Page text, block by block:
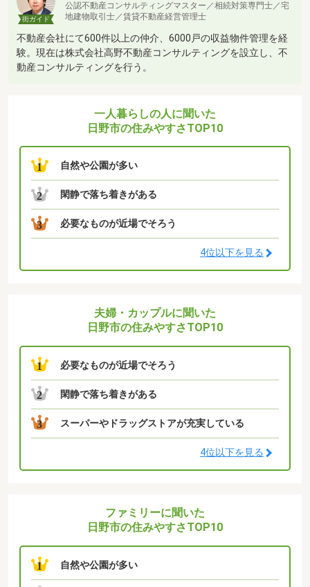
街ガイド
公認不動産コンサルティングマスター／相続対策専門士／宅
地建物取引士／賃貸不動産経営管理士
不動産会社にて600件以上の仲介、6000戸の収益物件管理を経
験。現在は株式会社高野不動産コンサルティングを設立し、不
動産コンサルティングを行う。
一人暮らしの人に聞いた
日野市の住みやすさTOP10
1 自然や公園が多い
2 閑静で落ち着きがある
3 必要なものが近場でそろう
4位以下を見る
夫婦・カップルに聞いた
日野市の住みやすさTOP10
1 必要なものが近場でそろう
2 閑静で落ち着きがある
3 スーパーやドラッグストアが充実している
4位以下を見る
ファミリーに聞いた
日野市の住みやすさTOP10
1 自然や公園が多い